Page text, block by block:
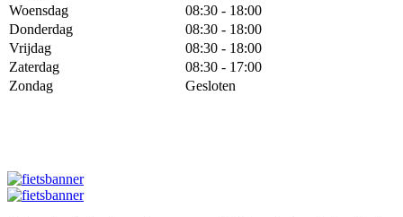
Woensdag
08:30 - 18:00
Donderdag
08:30 - 18:00
Vrijdag
08:30 - 18:00
Zaterdag
08:30 - 17:00
Zondag
Gesloten